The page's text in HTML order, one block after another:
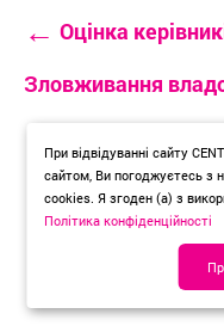
← Оцінка
Зловживання
При відвідуванні сайту
сайтом, Ви погоджуєтесь з
cookies. Я згоден (а) з
Політика конфіденційності